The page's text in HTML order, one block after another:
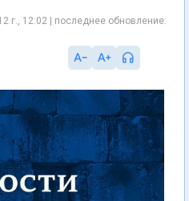
г., 12:02 | последнее обновление: